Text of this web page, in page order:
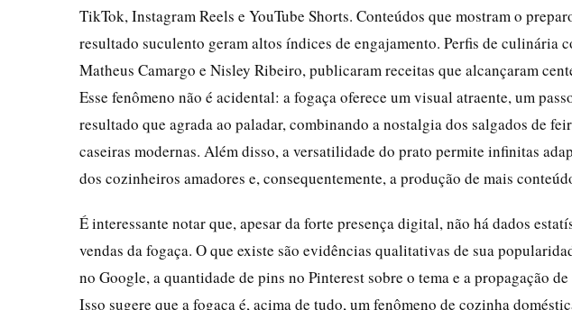
TikTok, Instagram Reels e YouTube Shorts. Conteúdos que mostram o
resultado suculento geram altos índices de engajamento. Perfis de culinária
Matheus Camargo e Nisley Ribeiro, publicaram receitas que alcançaram
Esse fenômeno não é acidental: a fogaça oferece um visual atraente, um
resultado que agrada ao paladar, combinando a nostalgia dos salgados de
caseiras modernas. Além disso, a versatilidade do prato permite infinitas
dos cozinheiros amadores e, consequentemente, a produção de mais
É interessante notar que, apesar da forte presença digital, não há dados
vendas da fogaça. O que existe são evidências qualitativas de sua
no Google, a quantidade de pins no Pinterest sobre o tema e a propagação
Isso sugere que a fogaça é, acima de tudo, um fenômeno de cozinha